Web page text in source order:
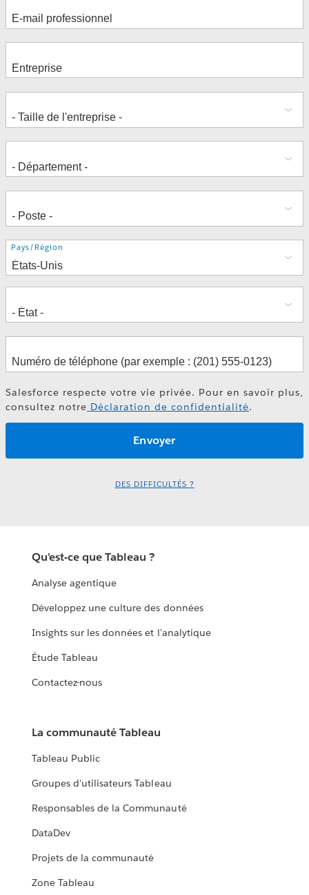
Adresse
Pays/Région
Salesforce respecte votre vie privée. Pour en savoir plus,
consultez notre Déclaration de confidentialité.
DES DIFFICULTÉS ?
Qu'est-ce que Tableau ?
Analyse agentique
Développez une culture des données
Insights sur les données et l'analytique
Étude Tableau
Contactez-nous
La communauté Tableau
Tableau Public
Groupes d'utilisateurs Tableau
Responsables de la Communauté
DataDev
Projets de la communauté
Zone Tableau